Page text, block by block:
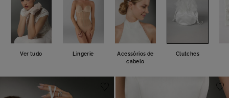
Ver tudo Lingerie
Acessórios de
cabelo
Clutches